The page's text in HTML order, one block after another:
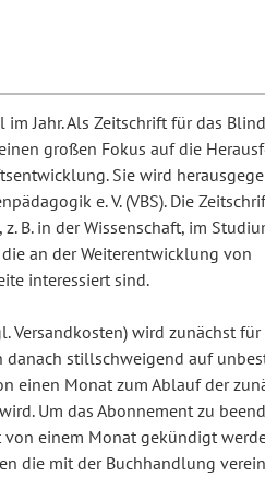
Jahr. Als Zeitschrift für das
großen Fokus auf die
Sie wird
e. V. (VBS). Die
B. in der Wissenschaft, im
an der Weiterentwicklung von
interessiert sind.
Versandkosten) wird zunächst für
stillschweigend auf
einen Monat zum Ablauf der
Um das Abonnement zu
einem Monat gekündigt
die mit der Buchhandlung